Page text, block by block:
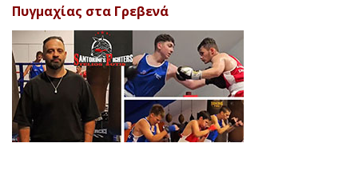
Πυγμαχίας στα Γρεβενά